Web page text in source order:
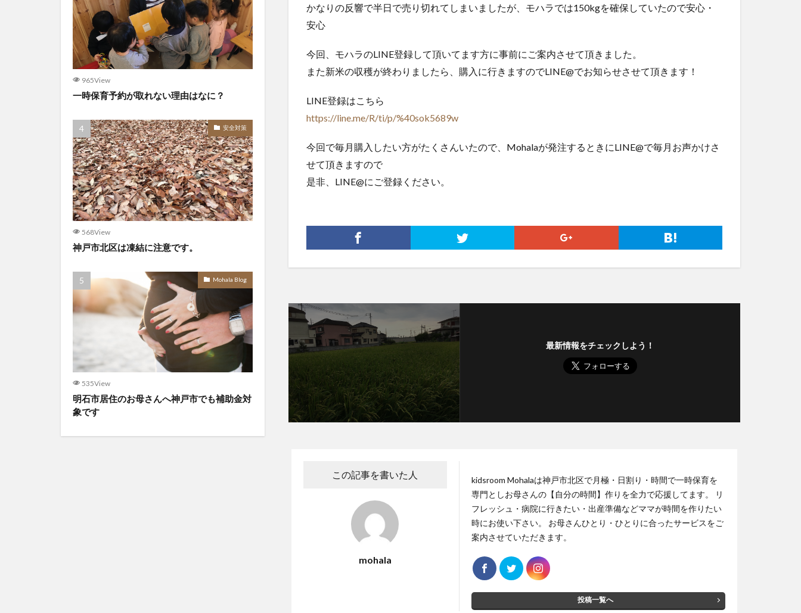
かなりの反響で半日で売り切れてしまいましたが、モハラでは150kgを確保していたので安心・
安心
今回、モハラのLINE登録して頂いてます方に事前にご案内させて頂きました。
また新米の収穫が終わりましたら、購入に行きますのでLINE@でお知らせさせて頂きます！
LINE登録はこちら
https://line.me/R/ti/p/%40sok5689w
今回で毎月購入したい方がたくさんいたので、Mohalaが発注するときにLINE@で毎月お声かけさ
せて頂きますので
是非、LINE@にご登録ください。
最新情報をチェックしよう！
この記事を書いた人
mohala
kidsroom Mohalaは神戸市北区で月極・日割り・時間で一時保育を
専門としお母さんの【自分の時間】作りを全力で応援してます。 リ
フレッシュ・病院に行きたい・出産準備などママが時間を作りたい
時にお使い下さい。 お母さんひとり・ひとりに合ったサービスをご
案内させていただきます。
投稿一覧へ
965View
一時保育予約が取れない理由はなに？
安全対策
568View
神戸市北区は凍結に注意です。
Mohala Blog
535View
明石市居住のお母さんへ神戸市でも補助金対
象です